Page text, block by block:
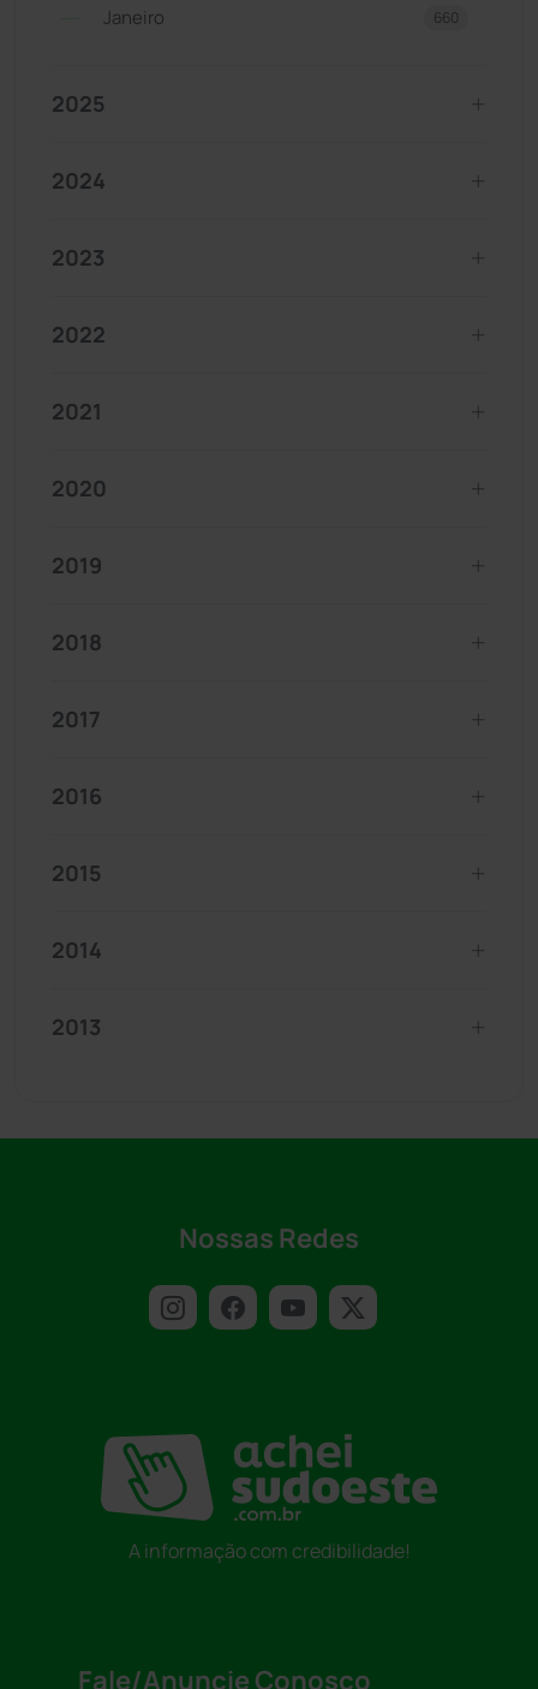
Janeiro 660
2025
2024
2023
2022
2021
2020
2019
2018
2017
2016
2015
2014
2013
Nossas Redes
A informação com credibilidade!
Fale/Anuncie Conosco